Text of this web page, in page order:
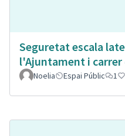
Seguretat escala
l'Ajuntament i carrer
Noelia Espai Públic 1